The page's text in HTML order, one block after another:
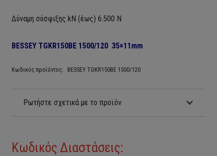
Δύναμη σύσφιξης kN (έως) 6.500 N
BESSEY TGKR150BE 1500/120 35×11mm
Κωδικός προϊόντος: BESSEY TGKR150BE 1500/120
Ρωτήστε σχετικά με το προϊόν
Κωδικός Διαστάσεις: